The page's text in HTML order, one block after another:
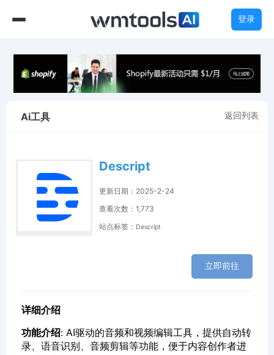
登录
返回列表
Ai工具
Descript
更新日期：2025-2-24
查看次数：1,773
站点标签： Descript
立即前往
详细介绍
功能介绍: AI驱动的音频和视频编辑工具，提供自动转
录、语音识别、音频剪辑等功能，便于内容创作者进